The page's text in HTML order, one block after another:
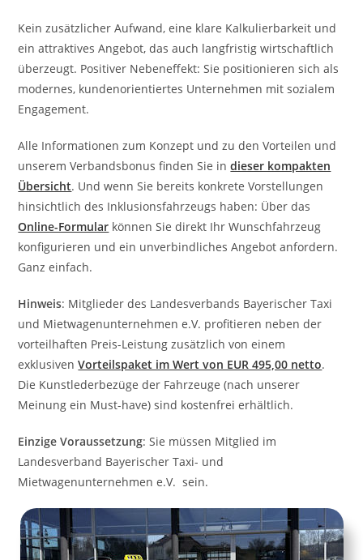
Kein zusätzlicher Aufwand, eine klare Kalkulierbarkeit und
ein attraktives Angebot, das auch langfristig wirtschaftlich
überzeugt. Positiver Nebeneffekt: Sie positionieren sich als
modernes, kundenorientiertes Unternehmen mit sozialem
Engagement.
Alle Informationen zum Konzept und zu den Vorteilen und
unserem Verbandsbonus finden Sie indieser kompakten
Übersicht. Und wenn Sie bereits konkrete Vorstellungen
hinsichtlich des Inklusionsfahrzeugs haben: Über das
Online-Formular können Sie direkt Ihr Wunschfahrzeug
konfigurieren und ein unverbindliches Angebot anfordern.
Ganz einfach.
Hinweis: Mitglieder des Landesverbands Bayerischer Taxi
und Mietwagenunternehmen e.V. profitieren neben der
vorteilhaften Preis-Leistung zusätzlich von einem
exklusivenVorteilspaket im Wert von EUR 495,00 netto.
Die Kunstlederbezüge der Fahrzeuge (nach unserer
Meinung ein Must-have) sind kostenfrei erhältlich.
Einzige Voraussetzung: Sie müssen Mitglied im
Landesverband Bayerischer Taxi- und
Mietwagenunternehmen e.V. sein.